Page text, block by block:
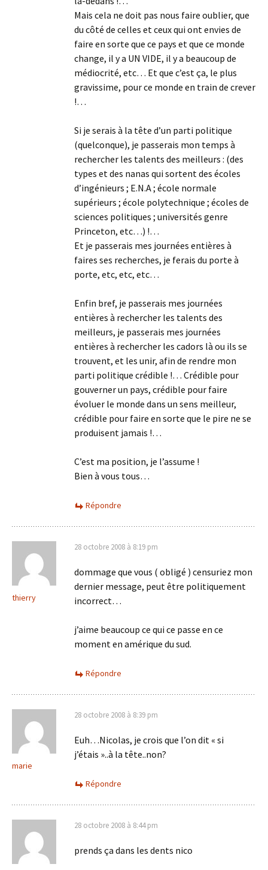
Mais cela ne doit pas nous faire oublier, que
du côté de celles et ceux qui ont envies de
faire en sorte que ce pays et que ce monde
change, il y a UN VIDE, il y a beaucoup de
médiocrité, etc… Et que c’est ça, le plus
gravissime, pour ce monde en train de crever
!…
Si je serais à la tête d’un parti politique
(quelconque), je passerais mon temps à
rechercher les talents des meilleurs : (des
types et des nanas qui sortent des écoles
d’ingénieurs ; E.N.A ; école normale
supérieurs ; école polytechnique ; écoles de
sciences politiques ; universités genre
Princeton, etc…) !…
Et je passerais mes journées entières à
faires ses recherches, je ferais du porte à
porte, etc, etc, etc…
Enfin bref, je passerais mes journées
entières à rechercher les talents des
meilleurs, je passerais mes journées
entières à rechercher les cadors là ou ils se
trouvent, et les unir, afin de rendre mon
parti politique crédible !… Crédible pour
gouverner un pays, crédible pour faire
évoluer le monde dans un sens meilleur,
crédible pour faire en sorte que le pire ne se
produisent jamais !…
C’est ma position, je l’assume !
Bien à vous tous…
Répondre
thierry
28 octobre 2008 à 8:19 pm
dommage que vous ( obligé ) censuriez mon
dernier message, peut être politiquement
incorrect…
j’aime beaucoup ce qui ce passe en ce
moment en amérique du sud.
Répondre
marie
28 octobre 2008 à 8:39 pm
Euh…Nicolas, je crois que l’on dit « si
j’étais »..à la tête..non?
Répondre
28 octobre 2008 à 8:44 pm
prends ça dans les dents nico